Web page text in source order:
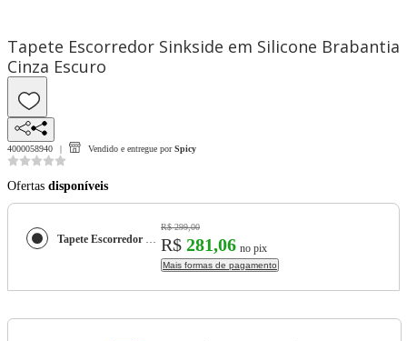
Tapete Escorredor Sinkside em Silicone Brabantia
Cinza Escuro
4000058940 Vendido e entregue por Spicy
Ofertas disponíveis
Tapete Escorredor Sinkside em Silicone Brabantia Cinza Escuro
R$ 299,00
R$ 281,06 no pix
Mais formas de pagamento